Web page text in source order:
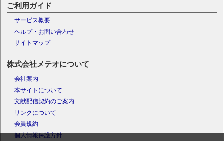
ご利用ガイド
サービス概要
ヘルプ・お問い合わせ
サイトマップ
株式会社メテオについて
会社案内
本サイトについて
文献配信契約のご案内
リンクについて
会員規約
個人情報保護方針